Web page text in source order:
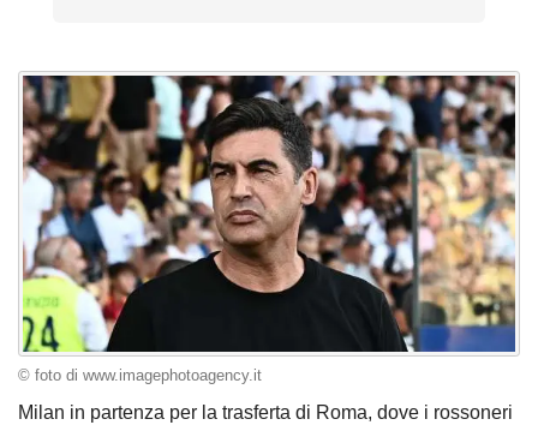
© foto di www.imagephotoagency.it
Milan in partenza per la trasferta di Roma, dove i rossoneri